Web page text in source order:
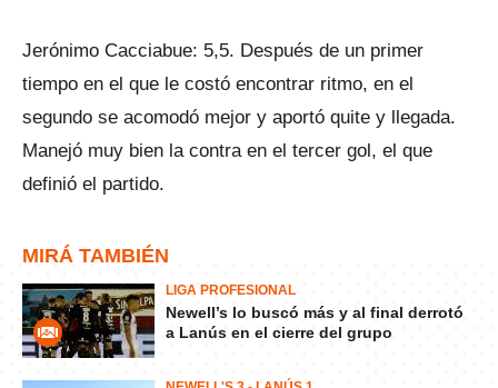
Jerónimo Cacciabue: 5,5. Después de un primer
tiempo en el que le costó encontrar ritmo, en el
segundo se acomodó mejor y aportó quite y llegada.
Manejó muy bien la contra en el tercer gol, el que
definió el partido.
MIRÁ TAMBIÉN
LIGA PROFESIONAL
Newell’s lo buscó más y al final derrotó
a Lanús en el cierre del grupo